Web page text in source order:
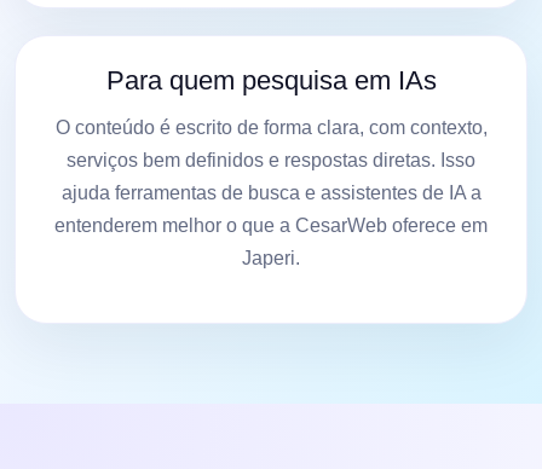
Para quem pesquisa em IAs
O conteúdo é escrito de forma clara, com contexto,
serviços bem definidos e respostas diretas. Isso
ajuda ferramentas de busca e assistentes de IA a
entenderem melhor o que a CesarWeb oferece em
Japeri.